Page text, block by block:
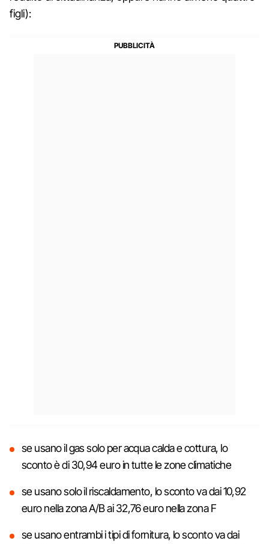
figli):
se usano il gas solo per acqua calda e cottura, lo
sconto è di 30,94 euro in tutte le zone climatiche
se usano solo il riscaldamento, lo sconto va dai 10,92
euro nella zona A/B ai 32,76 euro nella zona F
se usano entrambi i tipi di fornitura, lo sconto va dai